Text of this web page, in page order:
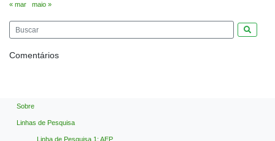
« mar maio »
Comentários
Sobre
Linhas de Pesquisa
Linha de Pesquisa 1: AEP